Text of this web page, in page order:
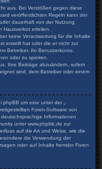
aus. Bei Verstößen gegen diese
veröffentlichten Regeln kann der
dauerhaft von der Nutzung
erteilen.
keine Verantwortung für die Inhalte
erstellt hat oder die er nicht zur
Betreiber, Ihr Benutzerkonto,
oder zu sperren.
Ihre Beiträge abzuändern, sofern
sind, dem Betreiber oder einem
um eine unter der „
Foren-Software von
Informationen
unter www.phpbb.de zur
auf die Art und Weise, wie die
die Verwendung der
oder auf Inhalte fremder Foren